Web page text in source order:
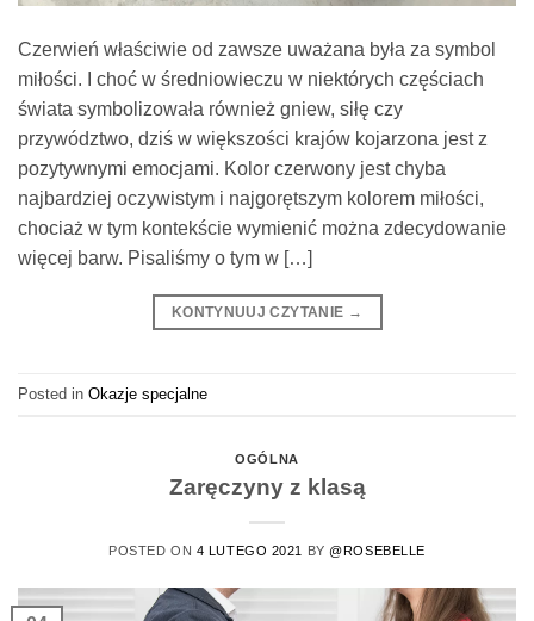
Czerwień właściwie od zawsze uważana była za symbol
miłości. I choć w średniowieczu w niektórych częściach
świata symbolizowała również gniew, siłę czy
przywództwo, dziś w większości krajów kojarzona jest z
pozytywnymi emocjami. Kolor czerwony jest chyba
najbardziej oczywistym i najgorętszym kolorem miłości,
chociaż w tym kontekście wymienić można zdecydowanie
więcej barw. Pisaliśmy o tym w […]
KONTYNUUJ CZYTANIE →
Posted in Okazje specjalne
OGÓLNA
Zaręczyny z klasą
POSTED ON 4 LUTEGO 2021 BY@ROSEBELLE